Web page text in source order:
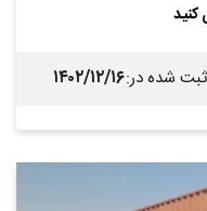
ثبت شده در:۱۴۰۲/۱۲/۱۶